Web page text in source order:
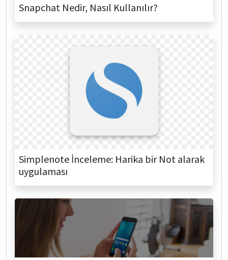
Snapchat Nedir, Nasıl Kullanılır?
Simplenote İnceleme: Harika bir Not alarak
uygulaması